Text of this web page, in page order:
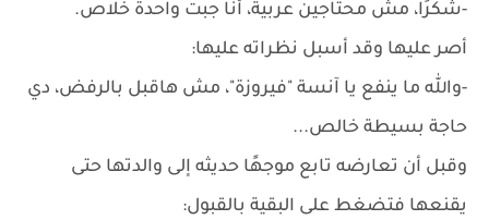
-شكرًا، مش محتاجين عربية، أنا جبت واحدة خلاص.
أصر عليها وقد أسبل نظراته عليها:
-والله ما ينفع يا آنسة "فيروزة"، مش هاقبل بالرفض، دي
حاجة بسيطة خالص...
وقبل أن تعارضه تابع موجهًا حديثه إلى والدتها حتى
يقنعها فتضغط على البقية بالقبول: